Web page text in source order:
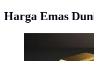
Harga Emas
untuk pengiriman
US$ 4.095,30 per